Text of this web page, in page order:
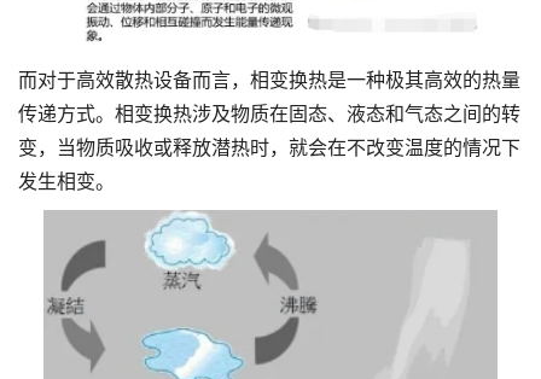
而对于高效散热设备而言，相变换热是一种极其高效的热量
传递方式。相变换热涉及物质在固态、液态和气态之间的转
变，当物质吸收或释放潜热时，就会在不改变温度的情况下
发生相变。